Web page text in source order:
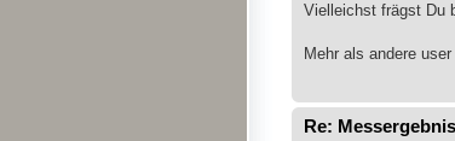
Vielleichst frägst Du
Mehr als andere
Re: